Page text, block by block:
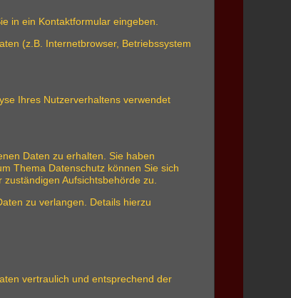
in ein Kontaktformular eingeben.
(z.B. Internetbrowser, Betriebssystem
Ihres Nutzerverhaltens verwendet
Daten zu erhalten. Sie haben
Thema Datenschutz können Sie sich
Aufsichtsbehörde zu.
zu verlangen. Details hierzu
vertraulich und entsprechend der